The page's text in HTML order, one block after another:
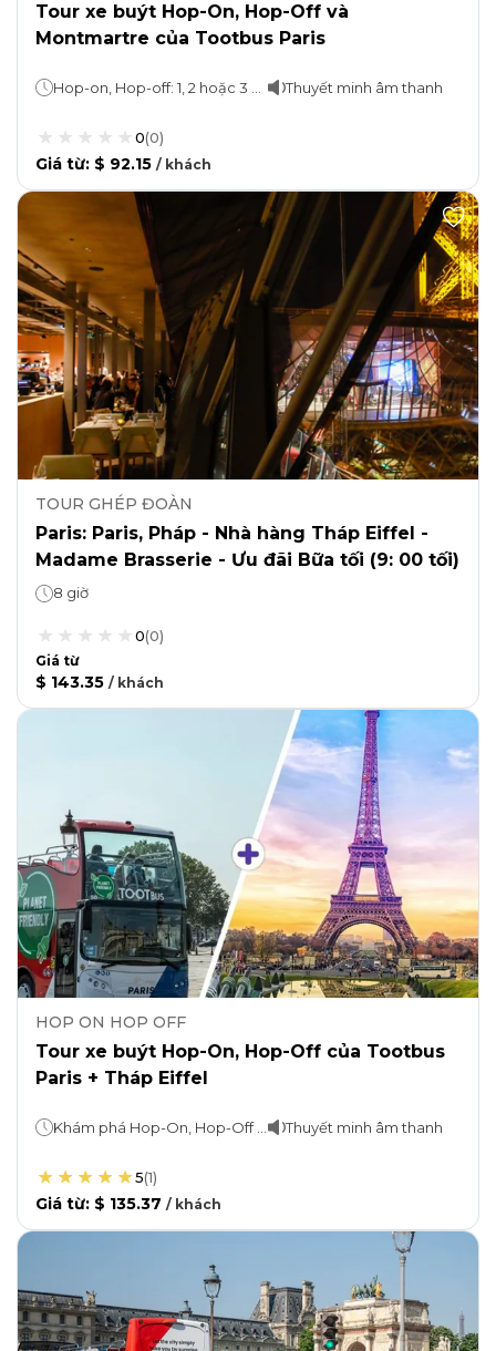
Tour xe buýt Hop-On, Hop-Off và
Montmartre của Tootbus Paris
Thuyết minh âm thanh
0(0)
Giá từ: $ 92.15 / khách
TOUR GHÉP ĐOÀN
Paris: Paris, Pháp - Nhà hàng Tháp Eiffel -
Madame Brasserie - Ưu đãi Bữa tối (9: 00 tối)
8 giờ
0(0)
Giá từ
$ 143.35 / khách
HOP ON HOP OFF
Tour xe buýt Hop-On, Hop-Off của Tootbus
Paris + Tháp Eiffel
Thuyết minh âm thanh
5(1)
Giá từ: $ 135.37 / khách